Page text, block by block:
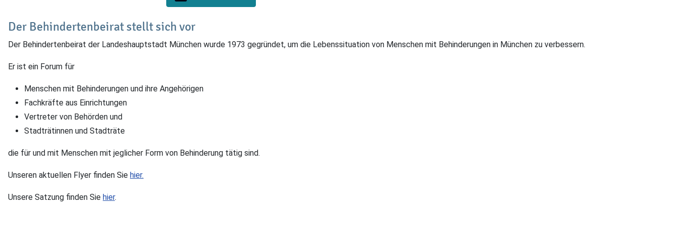
Der Behindertenbeirat stellt sich vor
Der Behindertenbeirat der Landeshauptstadt München wurde 1973 gegründet, um die Lebenssituation von Menschen mit Behinderungen in München zu verbessern.
Er ist ein Forum für
Menschen mit Behinderungen und ihre Angehörigen
Fachkräfte aus Einrichtungen
Vertreter von Behörden und
Stadträtinnen und Stadträte
die für und mit Menschen mit jeglicher Form von Behinderung tätig sind.
Unseren aktuellen Flyer finden Sie hier.
Unsere Satzung finden Sie hier.